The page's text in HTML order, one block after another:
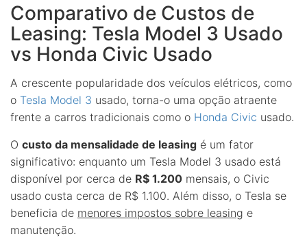
Comparativo de Custos de
Leasing: Tesla Model 3 Usado
vs Honda Civic Usado
A crescente popularidade dos veículos elétricos, como
o Tesla Model 3 usado, torna-o uma opção atraente
frente a carros tradicionais como o Honda Civic usado.
O custo da mensalidade de leasing é um fator
significativo: enquanto um Tesla Model 3 usado está
disponível por cerca de R$ 1.200 mensais, o Civic
usado custa cerca de R$ 1.100. Além disso, o Tesla se
beneficia de menores impostos sobre leasing e
manutenção.